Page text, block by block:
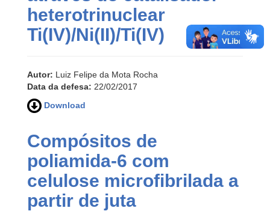
heterotrinuclear
Ti(IV)/Ni(II)/Ti(IV)
Autor: Luiz Felipe da Mota Rocha
Data da defesa: 22/02/2017
Download
Compósitos de
poliamida-6 com
celulose microfibrilada a
partir de juta